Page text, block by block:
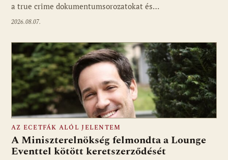
a true crime dokumentumsorozatokat és…
2026.08.07.
AZ ECETFÁK ALÓL JELENTEM
A Miniszterelnökség felmondta a Lounge
Eventtel kötött keretszerződését